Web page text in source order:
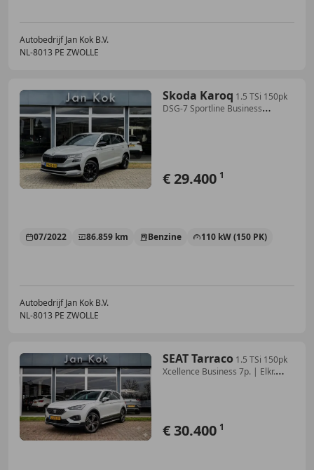
Autobedrijf Jan Kok B.V.
NL-8013 PE ZWOLLE
Skoda Karoq 1.5 TSi 150pk
DSG-7 Sportline Business
€ 29.400 1
07/2022 86.859 km Benzine 110 kW (150 PK)
Autobedrijf Jan Kok B.V.
NL-8013 PE ZWOLLE
SEAT Tarraco 1.5 TSi 150pk
Xcellence Business 7p. | Elkr.
€ 30.400 1